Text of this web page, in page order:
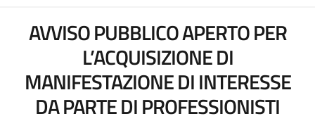
AVVISO PUBBLICO APERTO PER
L’ACQUISIZIONE DI
MANIFESTAZIONE DI INTERESSE
DA PARTE DI PROFESSIONISTI